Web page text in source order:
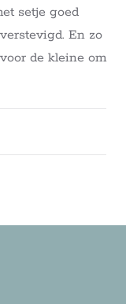
setje goed
En zo
de kleine om